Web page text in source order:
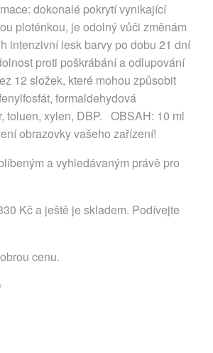
dokonalé pokrytí vynikající
ploténkou, je odolný vůči změnám
intenzivní lesk barvy po dobu 21 dní
proti poškrábání a odlupování
12 složek, které mohou způsobit
formaldehydová
toluen, xylen, DBP. OBSAH: 10 ml
obrazovky vašeho zařízení!
a vyhledávaným právě pro
Kč a ještě je skladem. Podívejte
cenu.